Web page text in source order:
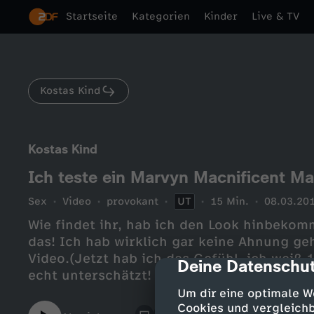
cmp-dialog-
Deine
Um dir eine optimale
Cookies und
Startseite Kategorien Kinder Live & TV
Kostas Kind
Kostas Kind
Ich teste ein Marvyn Macnificent
Sex Video provokant UT 15 Min.
Wie findet ihr, hab ich den Look
das! Ich hab wirklich gar keine Ahnung
Video.(Jetzt hab ich das Gefühl, ich weiß
echt unterschätzt! Ich hätte nicht
schminken! Respekt geht raus an alle
zu schminken, und die Ausdauer haben,